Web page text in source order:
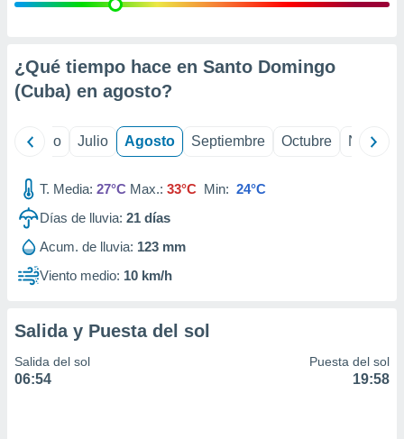
e
mediante
publicidad
de
1199
¿Qué tiempo hace en Santo Domingo
(Cuba) en agosto?
Junio Julio Agosto Septiembre Octubre
T. Media: 27°C Max.: 33°C Min: 24°C
Días de lluvia: 21 días
Acum. de lluvia: 123 mm
Viento medio: 10 km/h
Salida y Puesta del sol
Salida del sol
06:54
Puesta del sol
19:58